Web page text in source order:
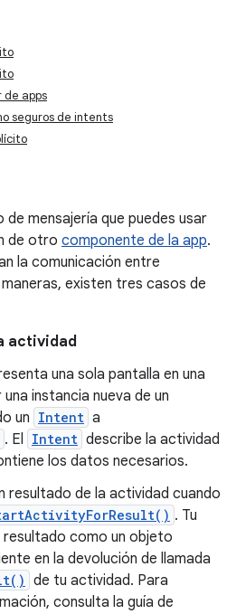
de apps
seguros de intents
de mensajería que puedes usar
de otro componente de la app.
la comunicación entre
existen tres casos de
actividad
una sola pantalla en una
instancia nueva de un
un Intent a
. El Intent describe la actividad
los datos necesarios.
resultado de la actividad cuando
. Tu
como un objeto
en la devolución de llamada
de tu actividad. Para
consulta la guía de